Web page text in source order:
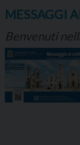
MESSAGGI
Benvenuti